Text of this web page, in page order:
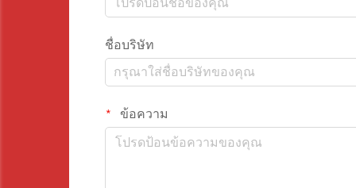
ชื่อบริษัท
ข้อความ